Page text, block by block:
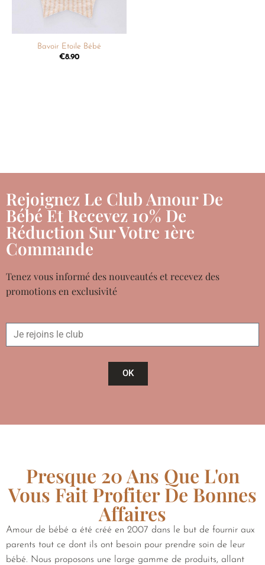
Bavoir Etoile Bébé
€8.90
Rejoignez Le Club Amour De
Bébé Et Recevez 10% De
Réduction Sur Votre 1ère
Commande
Tenez vous informé des nouveautés et recevez des
promotions en exclusivité
OK
Presque 20 Ans Que L'on
Vous Fait Profiter De Bonnes
Affaires
Amour de bébé a été créé en 2007 dans le but de fournir aux
parents tout ce dont ils ont besoin pour prendre soin de leur
bébé. Nous proposons une large gamme de produits, allant